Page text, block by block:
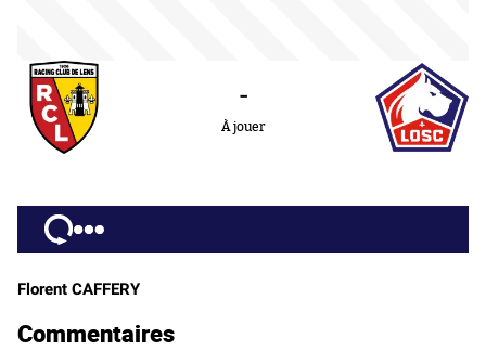
-
À jouer
Florent CAFFERY
Commentaires